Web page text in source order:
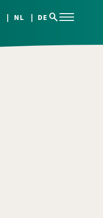
NL DE search